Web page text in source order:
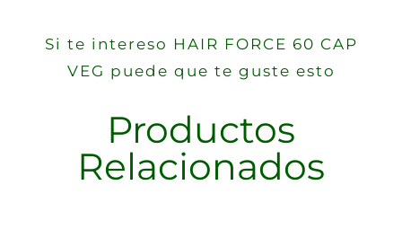
Si te intereso HAIR FORCE 60 CAP
VEG puede que te guste esto
Productos
Relacionados